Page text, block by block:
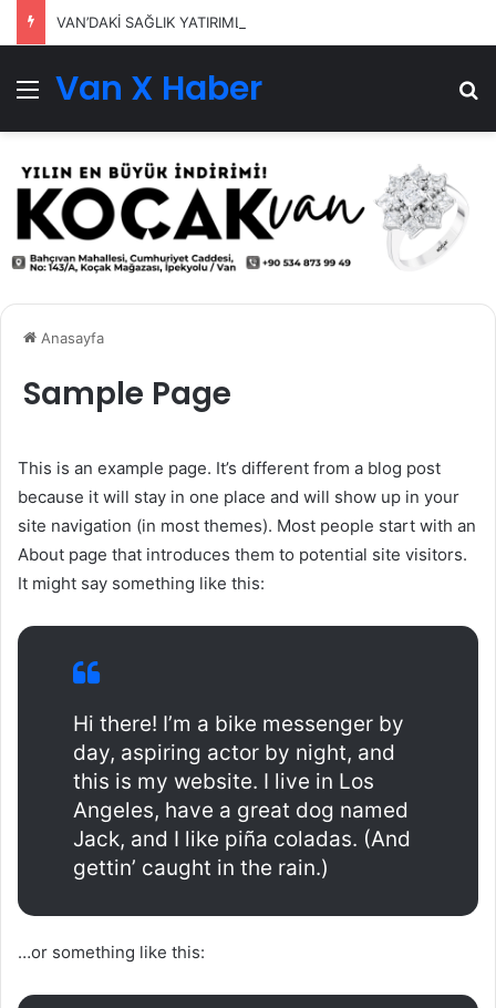
VAN’DAKİ SAĞLIK YATIRIMLARI SÜRÜYOR
Menü
Van X Haber
Anasayfa
Sample Page
This is an example page. It’s different from a blog post
because it will stay in one place and will show up in your
site navigation (in most themes). Most people start with an
About page that introduces them to potential site visitors.
It might say something like this:
Hi there! I’m a bike messenger by
day, aspiring actor by night, and
this is my website. I live in Los
Angeles, have a great dog named
Jack, and I like piña coladas. (And
gettin’ caught in the rain.)
…or something like this: